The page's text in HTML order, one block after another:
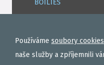
BOILIES
TEKUTÉ
OBALOVAČKY
Používáme soubory cookies
naše služby a zpříjemnili